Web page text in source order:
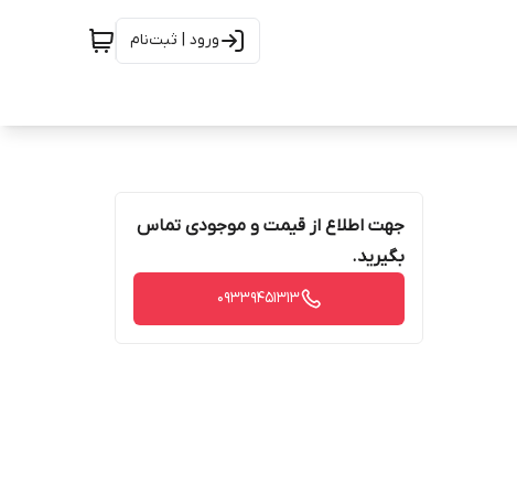
ورود | ثبت‌نام
جهت اطلاع از قیمت و موجودی تماس
بگیرید.
09339451313